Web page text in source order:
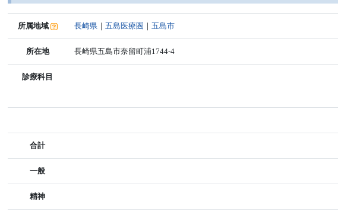
所属地域 長崎県 ｜五島医療圏 ｜五島市
所在地 長崎県五島市奈留町浦1744-4
診療科目
合計
一般
精神